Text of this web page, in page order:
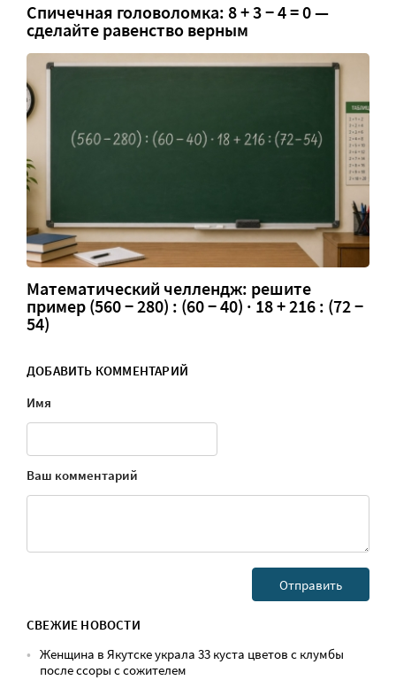
Спичечная головоломка: 8 + 3 − 4 = 0 —
сделайте равенство верным
Математический челлендж: решите
пример (560 − 280) : (60 − 40) · 18 + 216 : (72 −
54)
ДОБАВИТЬ КОММЕНТАРИЙ
Имя
Ваш комментарий
СВЕЖИЕ НОВОСТИ
Женщина в Якутске украла 33 куста цветов с клумбы
после ссоры с сожителем